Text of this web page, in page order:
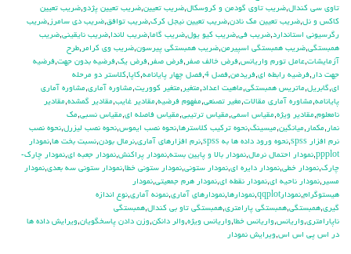
تاوي سي كندال,ضريب تاوي گودمن و كروسكال,ضريب تعيين,ضريب تعيين پژدو,ضريب تعيين
كاكس و نل,ضريب تعيين مك نادن,ضريب تعيين نيجل كرك,ضريب توافق,ضريب دي سامرز ,ضريب
رگرسيوني استاندارد,ضريب في,ضريب كيو يول,ضريب گاما,ضريب لاندا,ضريب نايقيني,ضريب
همبستگي,ضريب همبستگي اسپيرمن,ضريب همبستگي پيرسون,ضريب وي كرامر ,طرح
آزمايشات,عامل تورم واريانس,فرض خالف صفر ,فرض صفر ,فرض يك,فرضيه بدون جهت,فرضيه
جهت دار ,فرضيه رابطه اي,فريدمن,فصل 4 ,فصل چهار پايانامه,كاپا,كلاستر دو مرحله
اي,گابريل,ماتريس همبستگي,ماهيت اعداد,متغير ,متغير كووريت,مشاوره آماري,مشاوره آماري
پايانامه,مشاوره آماري مقالات,مغير تصنعي,مفهوم فرضيه,مقادير غايب,مقادير گمشده,مقادير
نامعلوم,مقادير ويژه,مقياس اسمي,مقياس ترتيبي,مقياس فاصله اي,مقياس نسبي,مك
نمار ,مكمار ,ميانگين,ميسينگ,نحوه تركيب كلاسترها,نحوه نصب ايموس,نحوه نصب ليزرل,نحوه نصب
نرم افزار spss
,نحوه ورود داده ها به spss ,نرم افزارهاي آماري,نرمال بودن,نسبت بخت ها,نمودار
ppplot
,نمودار احتمال نرمال,نمودار بالا و پايين بسته,نمودار پراكنش,نمودار جعبه اي,نمودار چارك-
چارك,نمودار خطي,نمودار دايره اي,نمودار ستوني,نمودار ستوني خطا,نمودار ستوني سه بعدي,نمودار
مسير ,نمودار ناحيه اي,نمودار نقطه اي,نمودار هرم جمعيتي,نمودار
هيستوگرام,نمودارqqplot ,نمودارها,نمودارهاي آماري,نمونه آماري,نوع اندازه
گيري,همبستگي,همبستگي پارامتري,همبستگي تاو بي کندال,همبستگي
ناپارامتري,واريانس,واريانس خطا,واريانس ويژه,والر دانكن,وزن دادن پاسخگويان,ويرايش داده ها
در اس پي اس اس,ويرايش نمودار